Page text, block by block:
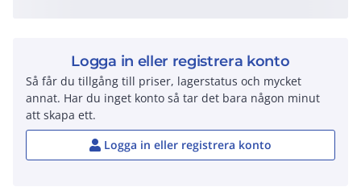
Logga in eller registrera konto
Så får du tillgång till priser, lagerstatus och mycket
annat. Har du inget konto så tar det bara någon minut
att skapa ett.
Logga in eller registrera konto